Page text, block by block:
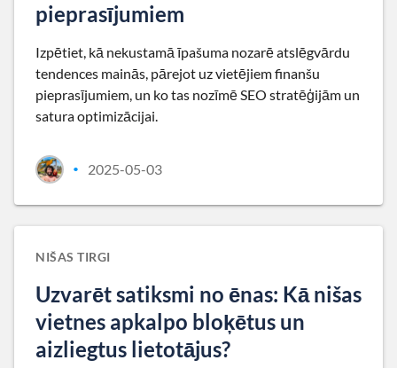
pieprasījumiem
Izpētiet, kā nekustamā īpašuma nozarē atslēgvārdu
tendences mainās, pārejot uz vietējiem finanšu
pieprasījumiem, un ko tas nozīmē SEO stratēģijām un
satura optimizācijai.
• 2025-05-03
NIŠAS TIRGI
Uzvarēt satiksmi no ēnas: Kā nišas
vietnes apkalpo bloķētus un
aizliegtus lietotājus?